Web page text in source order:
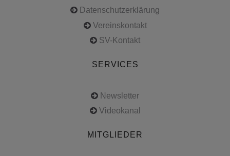
Datenschutzerklärung
Vereinskontakt
SV-Kontakt
SERVICES
Newsletter
Videokanal
MITGLIEDER